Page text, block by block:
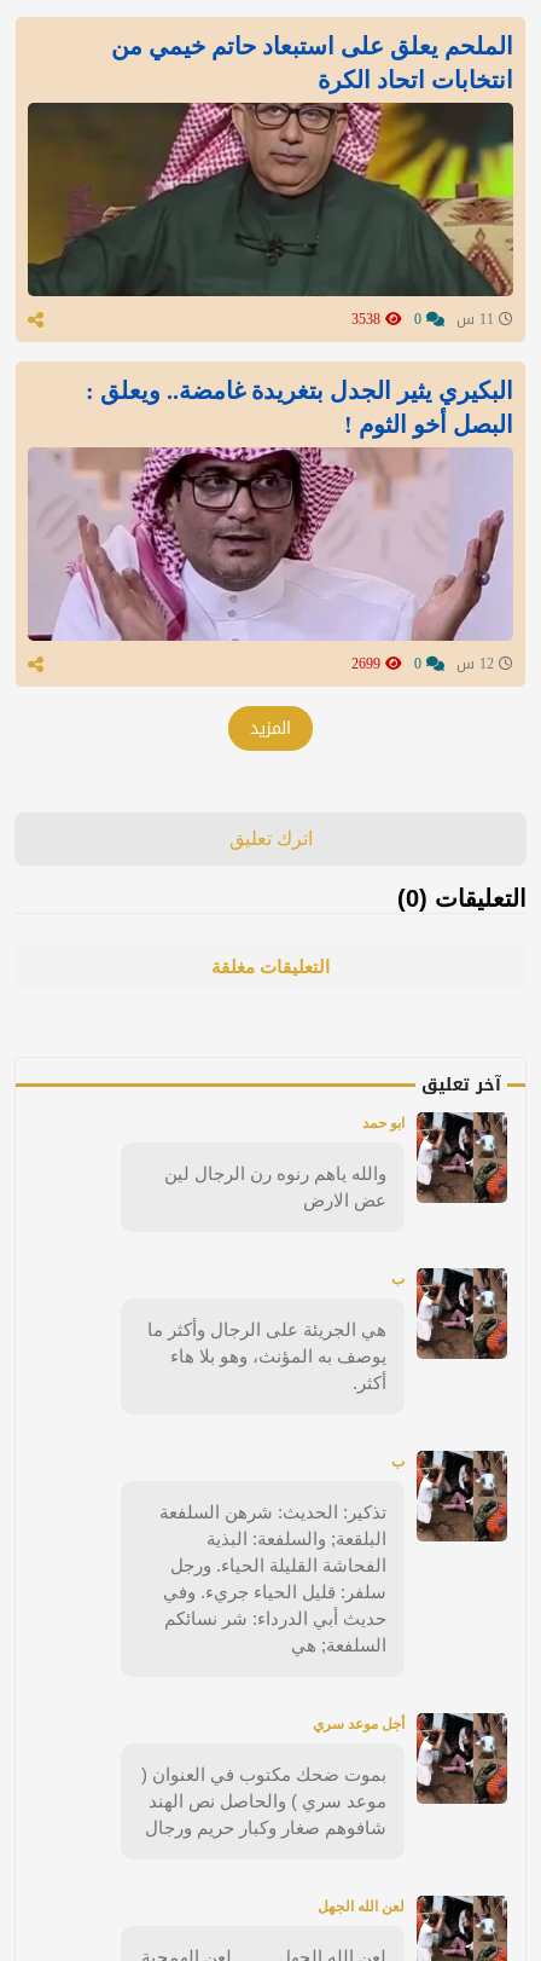
الملحم يعلق على استبعاد حاتم خيمي من
انتخابات اتحاد الكرة
البكيري يثير الجدل بتغريدة غامضة.. ويعلق :
البصل أخو الثوم !
المزيد
اترك تعليق
التعليقات (0)
التعليقات مغلقة
آخر تعليق
ابو حمد
والله ياهم رنوه رن الرجال لين
عض الارض
ب
هي الجريئة على الرجال وأكثر ما
يوصف به المؤنث، وهو بلا هاء
أكثر.
ب
تذكير: الحديث: شرهن السلفعة
البلقعة; والسلفعة: البذية
الفحاشة القليلة الحياء. ورجل
سلفر: قليل الحياء جريء. وفي
حديث أبي الدرداء: شر نسائكم
السلفعة; هي
أجل موعد سري
بموت ضحك مكتوب في العنوان (
موعد سري ) والحاصل نص الهند
شافوهم صغار وكبار حريم ورجال
لعن الله الجهل